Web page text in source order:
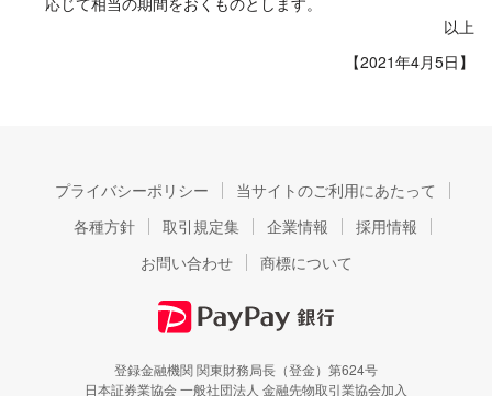
以上
【2021年4月5日】
プライバシーポリシー
当サイトのご利用にあたって
各種方針
取引規定集 企業情報
採用情報
お問い合わせ
商標について
登録金融機関 関東財務局長（登金）第624号
日本証券業協会 一般社団法人 金融先物取引業協会加入